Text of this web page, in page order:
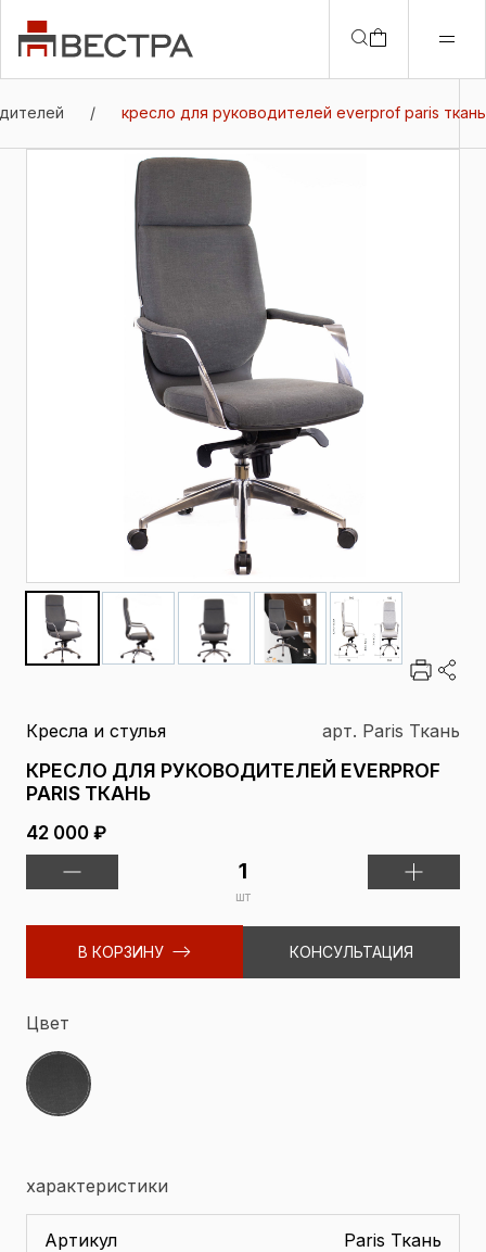
/ кресло для руководителей everprof paris ткань
Кресла и стулья арт. Paris Ткань
КРЕСЛО ДЛЯ РУКОВОДИТЕЛЕЙ EVERPROF
PARIS ТКАНЬ
42 000 ₽
шт
В КОРЗИНУ КОНСУЛЬТАЦИЯ
Цвет
характеристики
Артикул Paris Ткань